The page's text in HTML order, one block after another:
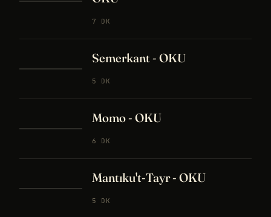
7 DK
Semerkant - OKU
5 DK
Momo - OKU
6 DK
Mantıku't-Tayr - OKU
5 DK